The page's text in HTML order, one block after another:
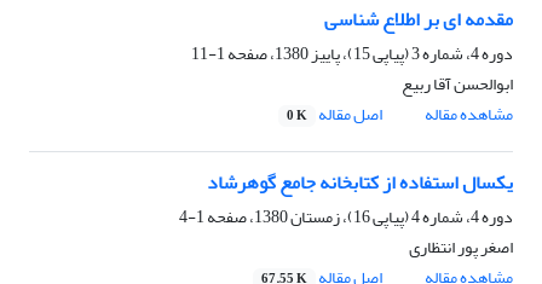
مقدمه ای بر اطلاع شناسی
دوره 4، شماره 3 (پیاپی 15)، پاییز 1380، صفحه
1-11
ابوالحسن آقا ربیع
مشاهده مقاله
اصل مقاله 0 K
یکسال استفاده از کتابخانه جامع گوهرشاد
دوره 4، شماره 4 (پیاپی 16)، زمستان 1380، صفحه
1-4
اصغر پور انتظاری